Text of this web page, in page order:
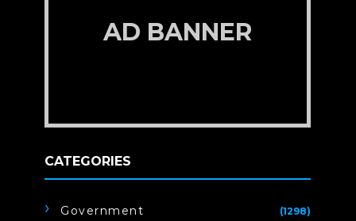
AD BANNER
CATEGORIES
Government (1298)